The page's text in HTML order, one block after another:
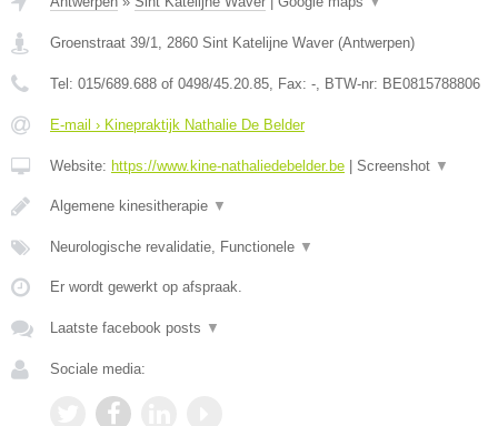
Groenstraat 39/1, 2860 Sint Katelijne Waver (Antwerpen)
Tel: 015/689.688 of 0498/45.20.85, Fax: -, BTW-nr: BE0815788806
E-mail › Kinepraktijk Nathalie De Belder
Website: https://www.kine-nathaliedebelder.be Screenshot ▼
Algemene kinesitherapie ▼
Neurologische revalidatie, Functionele ▼
Er wordt gewerkt op afspraak.
Laatste facebook posts ▼
Sociale media: